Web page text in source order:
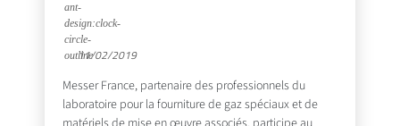
11/02/2019
Messer France, partenaire des professionnels du
laboratoire pour la fourniture de gaz spéciaux et de